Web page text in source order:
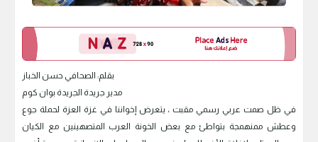
في ظل صمت عربي رسمي مقبت ، يتعرض إخواننا في غزة العزة لحملة جوع
وعطش ممنهمجة بتواطئ مع بعض الخونة العرب المتصهينين مع الكيان